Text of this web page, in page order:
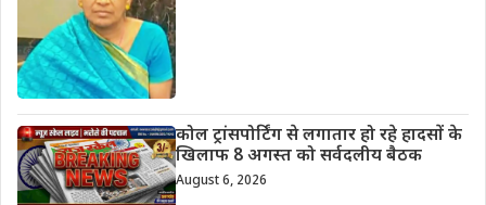
कोल ट्रांसपोर्टिंग से लगातार हो रहे हादसों के
खिलाफ 8 अगस्त को सर्वदलीय बैठक
August 6, 2026